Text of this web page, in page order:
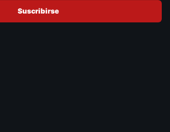
Suscribirse